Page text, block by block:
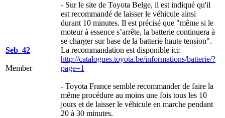
Seb_42
Member
- Sur le site de Toyota Belge, il est indiqué qu'il
est recommandé de laisser le véhicule ainsi
durant 10 minutes. Il est précisé que "même si le
moteur à essence s’arrête, la batterie continuera à
se charger sur base de la batterie haute tension".
La recommandation est disponible ici:
http://catalogues.toyota.be/informations/batterie/?
page=1
- Toyota France semble recommander de faire la
même procédure au moins une fois tous les 10
jours et de laisser le véhicule en marche pendant
20 à 30 minutes.